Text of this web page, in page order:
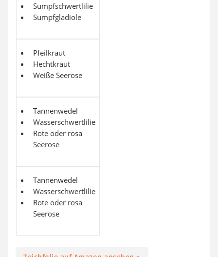
Sumpfschwertlilie
Sumpfgladiole
Pfeilkraut
Hechtkraut
Weiße Seerose
Tannenwedel
Wasserschwertlilie
Rote oder rosa
Seerose
Tannenwedel
Wasserschwertlilie
Rote oder rosa
Seerose